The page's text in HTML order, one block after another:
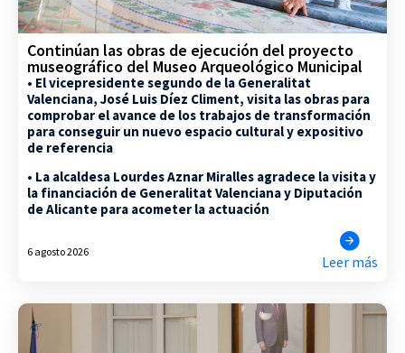
Continúan las obras de ejecución del proyecto
museográfico del Museo Arqueológico Municipal
• El vicepresidente segundo de la Generalitat
Valenciana, José Luis Díez Climent, visita las obras para
comprobar el avance de los trabajos de transformación
para conseguir un nuevo espacio cultural y expositivo
de referencia
• La alcaldesa Lourdes Aznar Miralles agradece la visita y
la financiación de Generalitat Valenciana y Diputación
de Alicante para acometer la actuación
6 agosto 2026
Leer más